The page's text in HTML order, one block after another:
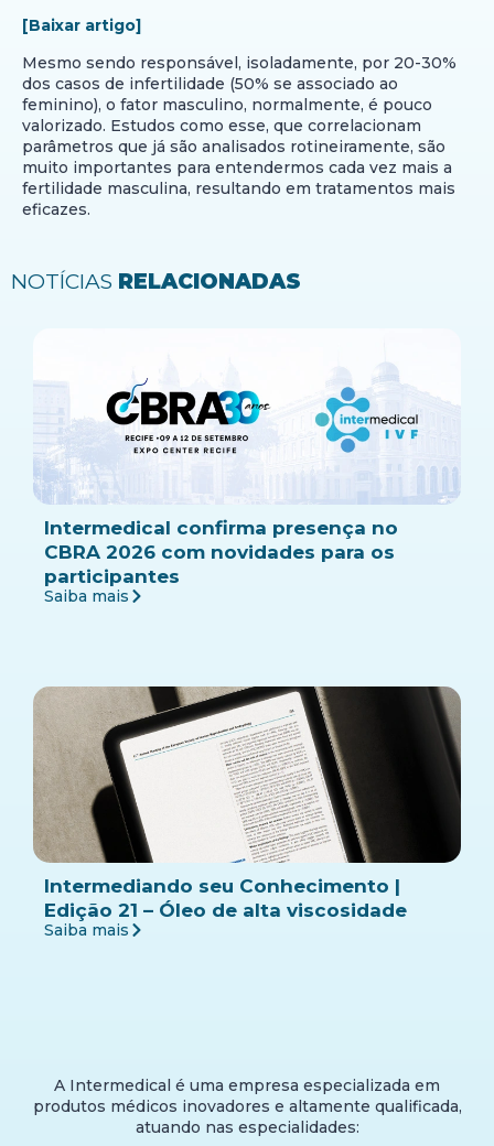
[Baixar artigo]
Mesmo sendo responsável, isoladamente, por 20-30%
dos casos de infertilidade (50% se associado ao
feminino), o fator masculino, normalmente, é pouco
valorizado. Estudos como esse, que correlacionam
parâmetros que já são analisados rotineiramente, são
muito importantes para entendermos cada vez mais a
fertilidade masculina, resultando em tratamentos mais
eficazes.
NOTÍCIAS RELACIONADAS
Intermedical confirma presença no
CBRA 2026 com novidades para os
participantes
Saiba mais
Intermediando seu Conhecimento |
Edição 21 – Óleo de alta viscosidade
Saiba mais
A Intermedical é uma empresa especializada em
produtos médicos inovadores e altamente qualificada,
atuando nas especialidades: